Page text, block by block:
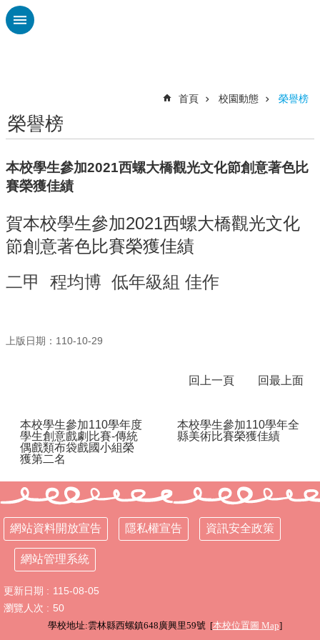
跳到主要內容區塊
認
廣
興
刊
專
欄
校
園
行
程
專
區
校
務
E
化
學
校
相
關
首頁 校園動態 榮譽榜
榮譽榜
本校學生參加2021西螺大橋觀光文化節創意著色比
賽榮獲佳績
賀本校學生參加2021西螺大橋觀光文化
節創意著色比賽榮獲佳績
二甲 程均博 低年級組 佳作
上版日期：110-10-29
回上一頁 回最上面
本校學生參加110學年度
學生創意戲劇比賽-傳統
偶戲類布袋戲國小組榮
獲第二名
本校學生參加110學年全
縣美術比賽榮獲佳績
網站資料開放宣告 隱私權宣告 資訊安全政策
網站管理系統
更新日期
115-08-05
瀏覽人次
50
學校地址:雲林縣西螺鎮648廣興里59號 [本校位置圖 Map]